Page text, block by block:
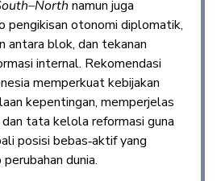
namun juga
pengikisan otonomi diplomatik,
antara blok, dan tekanan
internal. Rekomendasi
memperkuat kebijakan
kepentingan, memperjelas
tata kelola reformasi guna
posisi bebas‑aktif yang
dunia.